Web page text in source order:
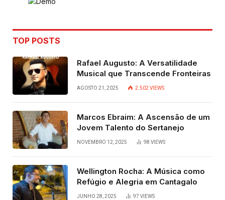
TOP POSTS
Rafael Augusto: A Versatilidade
Musical que Transcende Fronteiras
AGOSTO 21, 2025 2.502VIEWS
Marcos Ebraim: A Ascensão de um
Jovem Talento do Sertanejo
NOVEMBRO 12, 2025 98 VIEWS
Wellington Rocha: A Música como
Refúgio e Alegria em Cantagalo
JUNHO 28, 2025 97 VIEWS